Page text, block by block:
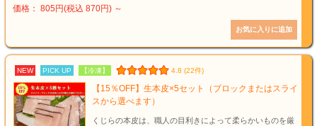
価格： 805円(税込 870円) ～
NEW PICK UP 【冷凍】 4.8 (22件)
【15％OFF】生本皮×5セット（ブロックまたはスライ
スから選べます）
くじらの本皮は、職人の目利きによって柔らかいものを厳